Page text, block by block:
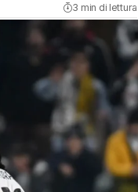
3 min di lettura